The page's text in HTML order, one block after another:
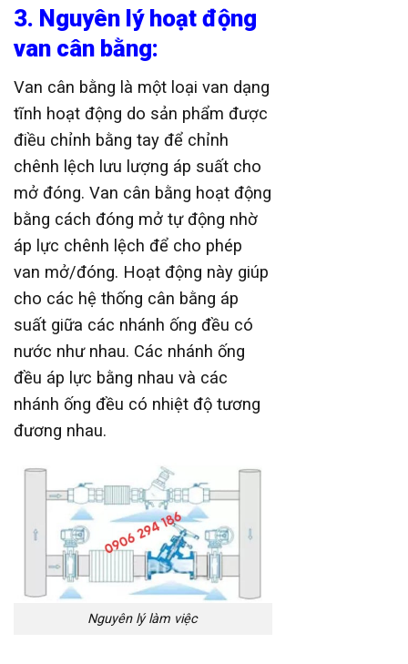
3. Nguyên lý hoạt động
van cân bằng:
Van cân bằng là một loại van dạng
tĩnh hoạt động do sản phẩm được
điều chỉnh bằng tay để chỉnh
chênh lệch lưu lượng áp suất cho
mở đóng. Van cân bằng hoạt động
bằng cách đóng mở tự động nhờ
áp lực chênh lệch để cho phép
van mở/đóng. Hoạt động này giúp
cho các hệ thống cân bằng áp
suất giữa các nhánh ống đều có
nước như nhau. Các nhánh ống
đều áp lực bằng nhau và các
nhánh ống đều có nhiệt độ tương
đương nhau.
Nguyên lý làm việc